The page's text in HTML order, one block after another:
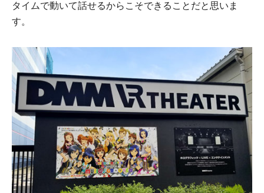
タイムで動いて話せるからこそできることだと思いま
す。